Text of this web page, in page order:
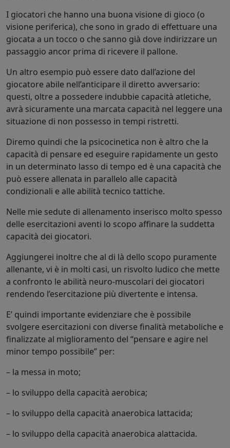
I giocatori che hanno una buona visione di gioco (o
visione periferica), che sono in grado di effettuare una
giocata a un tocco o che sanno già dove indirizzare un
passaggio ancor prima di ricevere il pallone.
Un altro esempio può essere dato dall’azione del
giocatore abile nell’anticipare il diretto avversario:
questi, oltre a possedere indubbie capacità atletiche,
avrà sicuramente una marcata capacità nel leggere una
situazione di non possesso in tempi ristretti.
Diremo quindi che la psicocinetica non è altro che la
capacità di pensare ed eseguire rapidamente un gesto
in un determinato lasso di tempo ed è una capacità che
può essere allenata in parallelo alle capacità
condizionali e alle abilità tecnico tattiche.
Nelle mie sedute di allenamento inserisco molto spesso
delle esercitazioni aventi lo scopo affinare la suddetta
capacità dei giocatori.
Aggiungerei inoltre che al di là dello scopo puramente
allenante, vi è in molti casi, un risvolto ludico che mette
a confronto le abilità neuro-muscolari dei giocatori
rendendo l’esercitazione più divertente e intensa.
E’ quindi importante evidenziare che è possibile
svolgere esercitazioni con diverse finalità metaboliche e
finalizzate al miglioramento del “pensare e agire nel
minor tempo possibile” per:
– la messa in moto;
– lo sviluppo della capacità aerobica;
– lo sviluppo della capacità anaerobica lattacida;
– lo sviluppo della capacità anaerobica alattacida.